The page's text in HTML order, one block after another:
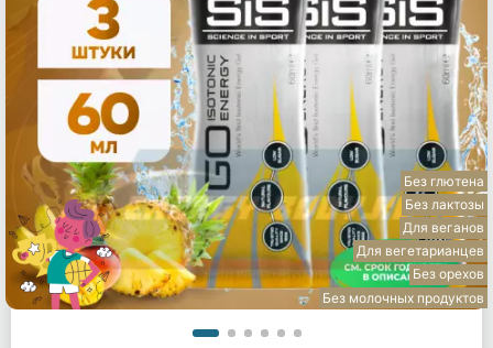
Без глютена
Без лактозы
Для веганов
Для вегетарианцев
Без орехов
Без молочных продуктов